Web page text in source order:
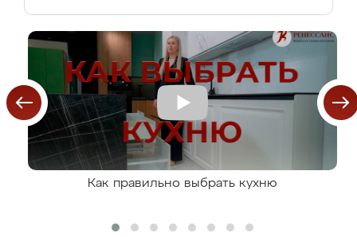
Как правильно выбрать кухню